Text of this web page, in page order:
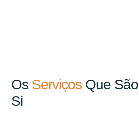
Os Serviços Que São
Si